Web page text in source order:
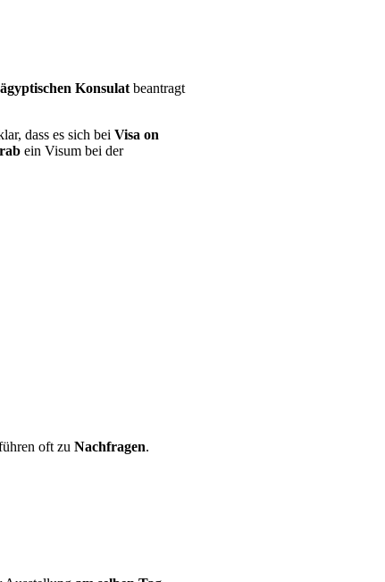
ägyptischen Konsulat beantragt
dass es sich bei Visa on
ein Visum bei der
oft zu Nachfragen.